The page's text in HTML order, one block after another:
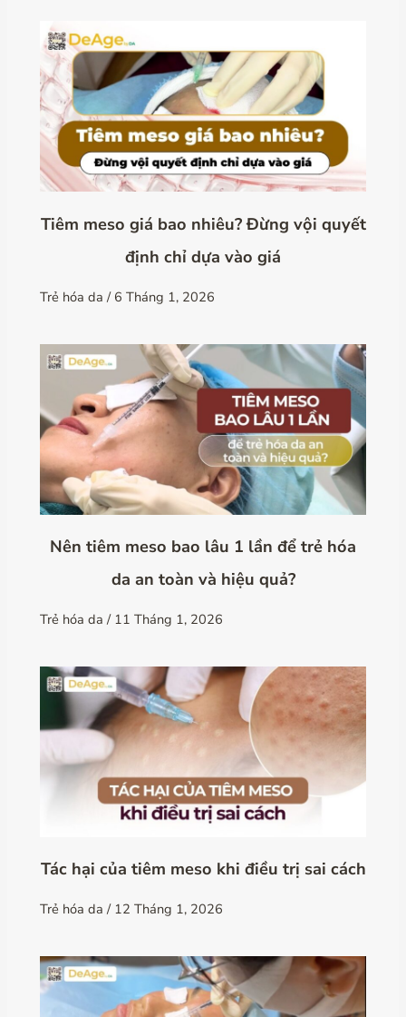
Tiêm meso giá bao nhiêu? Đừng vội quyết
định chỉ dựa vào giá
Trẻ hóa da / 6 Tháng 1, 2026
Nên tiêm meso bao lâu 1 lần để trẻ hóa
da an toàn và hiệu quả?
Trẻ hóa da / 11 Tháng 1, 2026
Tác hại của tiêm meso khi điều trị sai cách
Trẻ hóa da / 12 Tháng 1, 2026